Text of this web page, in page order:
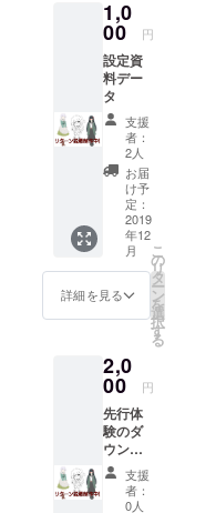
1,0
00 円
設定資
料デー
タ
支援
者：
2人
お届
け予
定：
2019
年12
月
詳細を見る
こ
の
リ
タ
ー
ン
を
選
択
す
る
2,0
00 円
先行体
験のダ
ウン
ロード
支援
者：
0人